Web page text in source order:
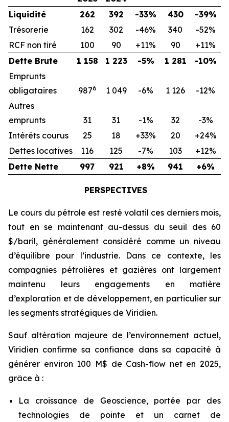
Liquidité
262 392 -33% 430
-39%
Trésorerie
162 302 -46% 340
-52%
RCF non tiré
100 90 +11% 90
+11%
Dette Brute
1 158 1 223 -5% 1 281
-10%
Emprunts
obligataires
9876 1 049 -6% 1 126
-12%
Autres
emprunts
31 31 -1% 32
-3%
Intérêts courus
25 18 +33% 20
+24%
Dettes locatives
116 125 -7% 103
+12%
Dette Nette
997 921 +8% 941 +6%
PERSPECTIVES
Le cours du pétrole est resté volatil ces derniers mois,
tout en se maintenant au-dessus du seuil des 60
$/baril, généralement considéré comme un niveau
d’équilibre pour l’industrie. Dans ce contexte, les
compagnies pétrolières et gazières ont largement
maintenu leurs engagements en matière
d’exploration et de développement, en particulier sur
les segments stratégiques de Viridien.
Sauf altération majeure de l’environnement actuel,
Viridien confirme sa confiance dans sa capacité à
générer environ 100 M$ de Cash-flow net en 2025,
grâce à :
La croissance de Geoscience, portée par des
technologies de pointe et un carnet de